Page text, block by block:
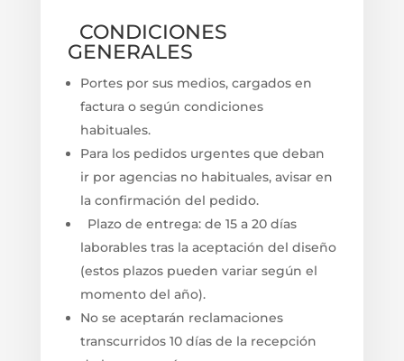
CONDICIONES
GENERALES
Portes por sus medios, cargados en
factura o según condiciones
habituales.
Para los pedidos urgentes que deban
ir por agencias no habituales, avisar en
la confirmación del pedido.
Plazo de entrega: de 15 a 20 días
laborables tras la aceptación del diseño
(estos plazos pueden variar según el
momento del año).
No se aceptarán reclamaciones
transcurridos 10 días de la recepción